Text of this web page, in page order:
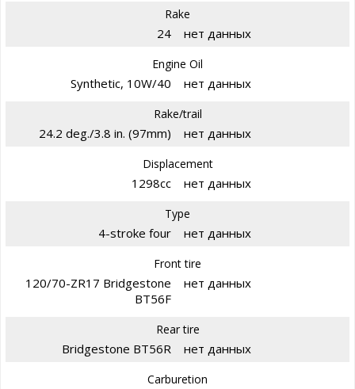
Rake
24 нет данных
Engine Oil
Synthetic, 10W/40 нет данных
Rake/trail
24.2 deg./3.8 in. (97mm) нет данных
Displacement
1298cc нет данных
Type
4-stroke four нет данных
Front tire
120/70-ZR17 Bridgestone
BT56F
нет данных
Rear tire
Bridgestone BT56R нет данных
Carburetion